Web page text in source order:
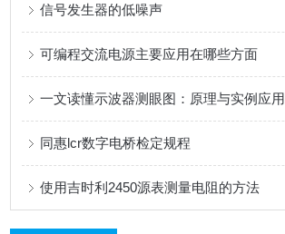
信号发生器的低噪声
可编程交流电源主要应用在哪些方面
一文读懂示波器测眼图：原理与实例应用
同惠lcr数字电桥检定规程
使用吉时利2450源表测量电阻的方法